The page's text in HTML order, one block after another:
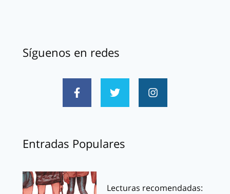
Síguenos en redes
Entradas Populares
Lecturas recomendadas: